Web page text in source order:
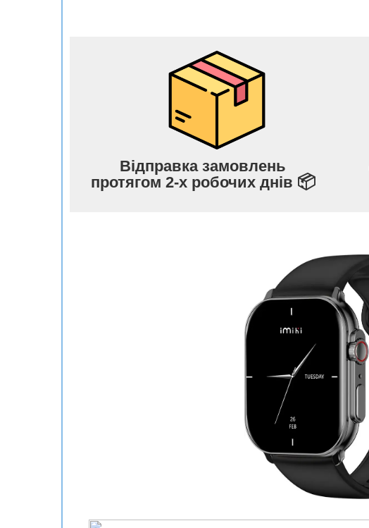
Відправка замовлень
протягом 2-х робочих днів 📦